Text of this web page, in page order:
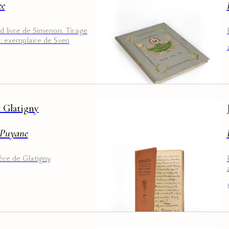
livre de Simenon. Tirage
exemplaire de Sven
de Glatigny